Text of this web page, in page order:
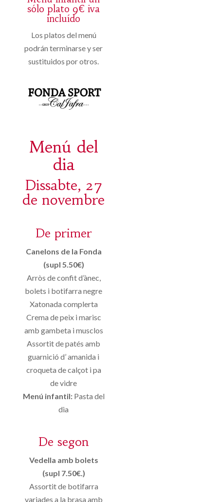
sólo plato 9€ iva
incluído
Los platos del menú
podrán terminarse y ser
sustituidos por otros.
Menú del
dia
Dissabte, 27
de novembre
De primer
Canelons de la Fonda
(supl 5.50€)
Arròs de confit d’ànec,
bolets i botifarra negre
Xatonada complerta
Crema de peix i marisc
amb gambeta i musclos
Assortit de patés amb
guarnició d’ amanida i
croqueta de calçot i pa
de vidre
Menú infantil:Pasta del
dia
De segon
Vedella amb bolets
(supl 7.50€.)
Assortit de botifarra
variades a la brasa amb